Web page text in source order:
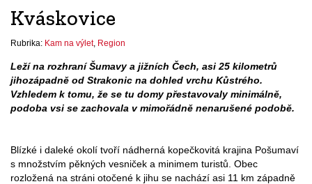
Kváskovice
Rubrika: Kam na výlet, Region
Leží na rozhraní Šumavy a jižních Čech, asi 25 kilometrů
jihozápadně od Strakonic na dohled vrchu Kůstrého.
Vzhledem k tomu, že se tu domy přestavovaly minimálně,
podoba vsi se zachovala v mimořádně nenarušené podobě.
Blízké i daleké okolí tvoří nádherná kopečkovitá krajina Pošumaví
s množstvím pěkných vesniček a minimem turistů. Obec
rozložená na stráni otočené k jihu se nachází asi 11 km západně